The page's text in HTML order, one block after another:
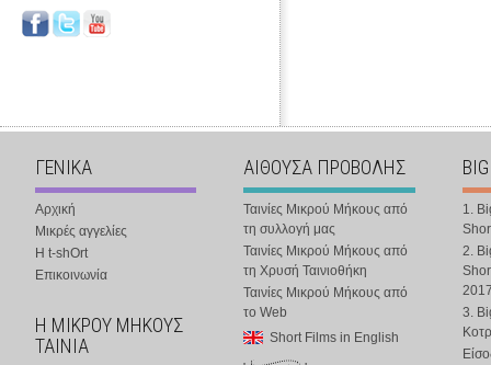
ΓΕΝΙΚΑ
Αρχική
Μικρές αγγελίες
Η t-shOrt
Επικοινωνία
Η ΜΙΚΡΟΥ ΜΗΚΟΥΣ
ΤΑΙΝΙΑ
ΑΙΘΟΥΣΑ ΠΡΟΒΟΛΗΣ
Ταινίες Μικρού Μήκους από
τη συλλογή μας
Ταινίες Μικρού Μήκους από
τη Χρυσή Ταινιοθήκη
Ταινίες Μικρού Μήκους από
το Web
Short Films in English
1.
2.
3.